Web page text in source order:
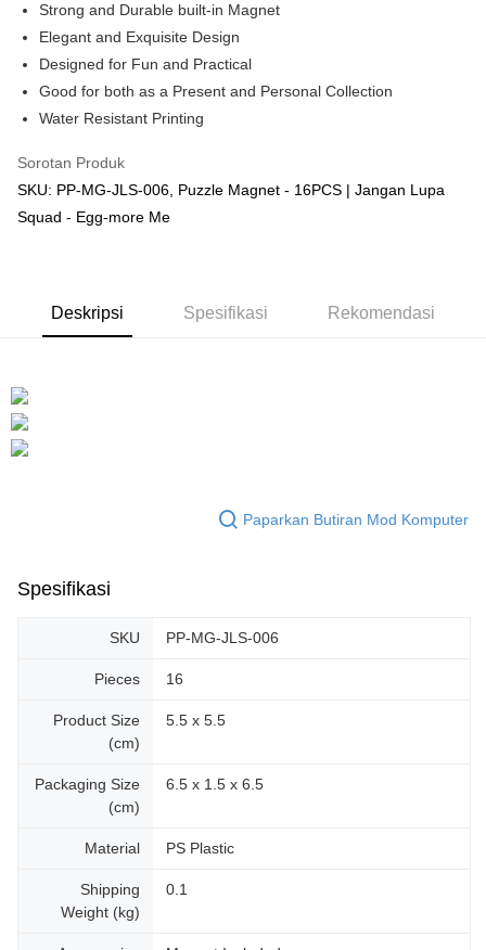
GrabPay
Pilihan Penghantaran
Rumah penghantaran
Kedai pickup
Strong and Durable built-in Magnet
Elegant and Exquisite Design
Designed for Fun and Practical
Good for both as a Present and Personal Collection
Water Resistant Printing
Sorotan Produk
SKU: PP-MG-JLS-006, Puzzle Magnet - 16PCS | Jangan Lupa
Squad - Egg-more Me
Deskripsi Spesifikasi Rekomendasi
Paparkan Butiran Mod Komputer
Spesifikasi
SKU PP-MG-JLS-006
Pieces 16
Product Size
(cm)
5.5 x 5.5
Packaging Size
(cm)
6.5 x 1.5 x 6.5
Material PS Plastic
Shipping
Weight (kg)
0.1